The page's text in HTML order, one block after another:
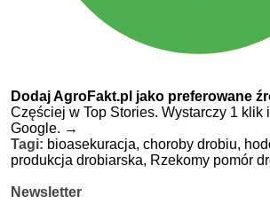
Dodaj AgroFakt.pl jako preferowane
Częściej w Top Stories. Wystarczy 1 klik
Google. →
Tagi: bioasekuracja, choroby drobiu,
produkcja drobiarska, Rzekomy pomór
Newsletter